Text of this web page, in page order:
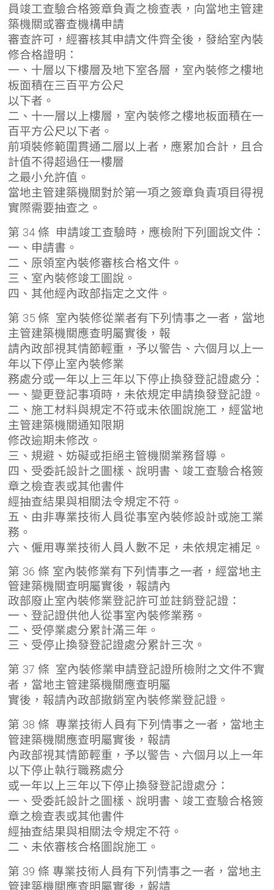
員竣工查驗合格簽章負責之檢查表，向當地主管建
築機關或審查機構申請
審查許可，經審核其申請文件齊全後，發給室內裝
修合格證明：
一、十層以下樓層及地下室各層，室內裝修之樓地
板面積在三百平方公尺
以下者。
二、十一層以上樓層，室內裝修之樓地板面積在一
百平方公尺以下者。
前項裝修範圍貫通二層以上者，應累加合計，且合
計值不得超過任一樓層
之最小允許值。
當地主管建築機關對於第一項之簽章負責項目得視
實際需要抽查之。
第 34 條 申請竣工查驗時，應檢附下列圖說文件：
一、申請書。
二、原領室內裝修審核合格文件。
三、室內裝修竣工圖說。
四、其他經內政部指定之文件。
第 35 條 室內裝修從業者有下列情事之一者，當地
主管建築機關應查明屬實後，報
請內政部視其情節輕重，予以警告、六個月以上一
年以下停止室內裝修業
務處分或一年以上三年以下停止換發登記證處分：
一、變更登記事項時，未依規定申請換發登記證。
二、施工材料與規定不符或未依圖說施工，經當地
主管建築機關通知限期
修改逾期未修改。
三、規避、妨礙或拒絕主管機關業務督導。
四、受委託設計之圖樣、說明書、竣工查驗合格簽
章之檢查表或其他書件
經抽查結果與相關法令規定不符。
五、由非專業技術人員從事室內裝修設計或施工業
務。
六、僱用專業技術人員人數不足，未依規定補足。
第 36 條 室內裝修業有下列情事之一者，經當地主
管建築機關查明屬實後，報請內
政部廢止室內裝修業登記許可並註銷登記證：
一、登記證供他人從事室內裝修業務。
二、受停業處分累計滿三年。
三、受停止換發登記證處分累計三次。
第 37 條 室內裝修業申請登記證所檢附之文件不實
者，當地主管建築機關應查明屬
實後，報請內政部撤銷室內裝修業登記證。
第 38 條 專業技術人員有下列情事之一者，當地主
管建築機關應查明屬實後，報請
內政部視其情節輕重，予以警告、六個月以上一年
以下停止執行職務處分
或一年以上三年以下停止換發登記證處分：
一、受委託設計之圖樣、說明書、竣工查驗合格簽
章之檢查表或其他書件
經抽查結果與相關法令規定不符。
二、未依審核合格圖說施工。
第 39 條 專業技術人員有下列情事之一者，當地主
管建築機關應查明屬實後，報請